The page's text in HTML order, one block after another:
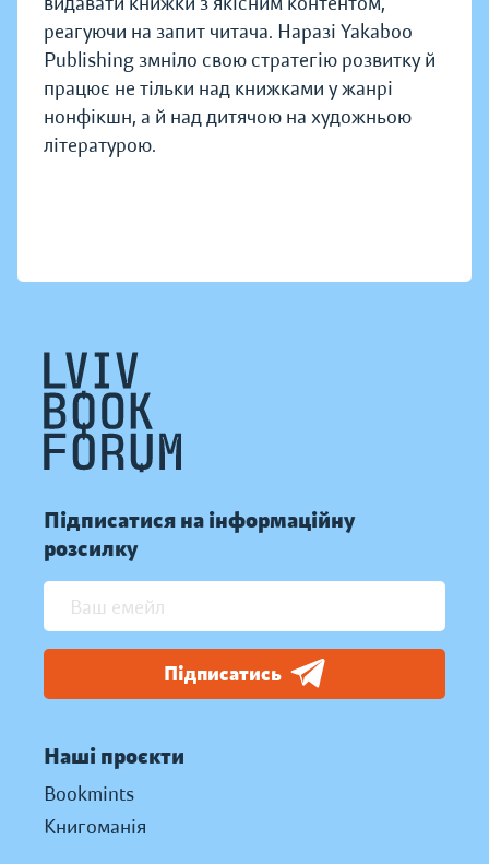
реагуючи на запит читача. Наразі Yakaboo
Publishing змніло свою стратегію розвитку й
працює не тільки над книжками у жанрі
нонфікшн, а й над дитячою на художньою
літературою.
Підписатися на інформаційну
розсилку
Підписатись
Наші проєкти
Bookmints
Книгоманія